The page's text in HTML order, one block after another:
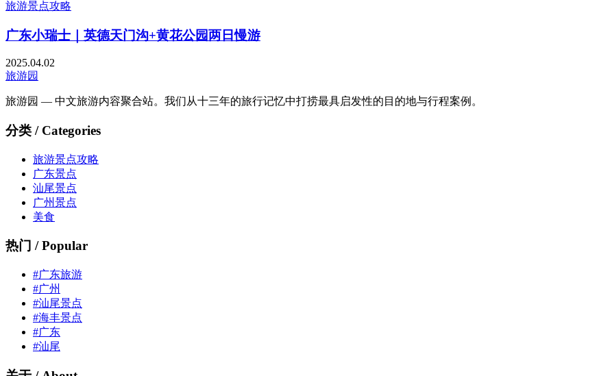
旅游景点攻略
广东小瑞士｜英德天门沟+黄花公园两日慢游
2025.04.02
旅游园
旅游园 — 中文旅游内容聚合站。我们从十三年的旅行记忆中打捞最具启发性的目的地与行程案例。
分类 / Categories
旅游景点攻略
广东景点
汕尾景点
广州景点
美食
热门 / Popular
#广东旅游
#广州
#汕尾景点
#海丰景点
#广东
#汕尾